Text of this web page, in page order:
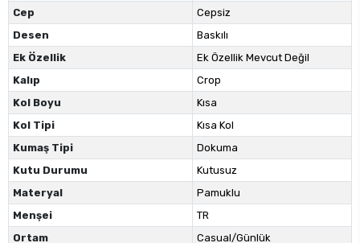
Cep
Cepsiz
Desen
Baskılı
Ek Özellik
Ek Özellik Mevcut Değil
Kalıp
Crop
Kol Boyu
Kısa
Kol Tipi
Kısa Kol
Kumaş Tipi
Dokuma
Kutu Durumu
Kutusuz
Materyal
Pamuklu
Menşei
TR
Ortam
Casual/Günlük